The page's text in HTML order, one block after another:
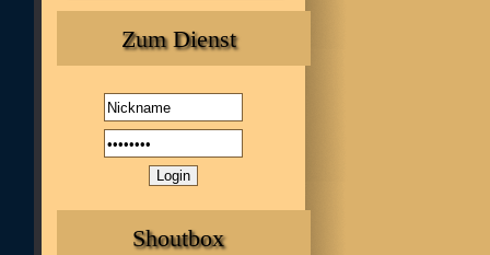
Zum Dienst
Shoutbox